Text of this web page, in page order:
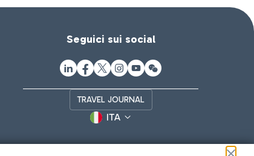
Seguici sui social
TRAVEL JOURNAL
ITA